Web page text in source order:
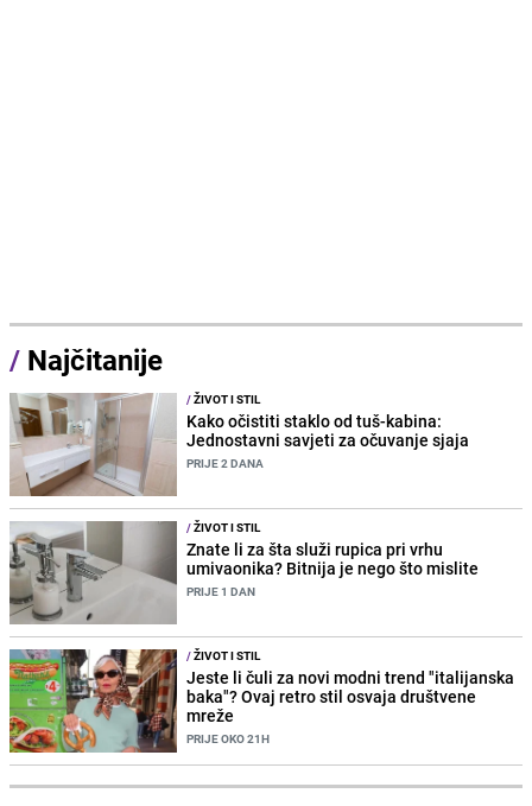
/ Najčitanije
/ŽIVOT I STIL
Kako očistiti staklo od tuš-kabina:
Jednostavni savjeti za očuvanje sjaja
PRIJE 2 DANA
/ŽIVOT I STIL
Znate li za šta služi rupica pri vrhu
umivaonika? Bitnija je nego što mislite
PRIJE 1 DAN
/ŽIVOT I STIL
Jeste li čuli za novi modni trend "italijanska
baka"? Ovaj retro stil osvaja društvene
mreže
PRIJE OKO 21H